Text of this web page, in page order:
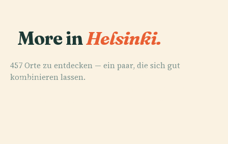
More inHelsinki.
457 Orte zu entdecken — ein paar, die sich gut
kombinieren lassen.
PLACE
PLACE
PLACE